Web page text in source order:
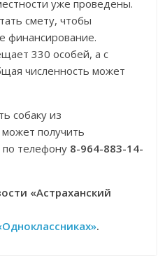
уже проведены.
смету, чтобы
финансирование.
330 особей, а с
численность может
собаку из
получить
телефону 8-964-883-14-
«Астраханский
.